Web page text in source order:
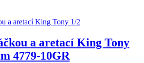
a aretací King Tony
4779-10GR